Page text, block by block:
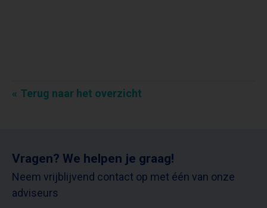
Terug naar het overzicht
Vragen? We helpen je graag!
Neem vrijblijvend contact op met één van onze
adviseurs